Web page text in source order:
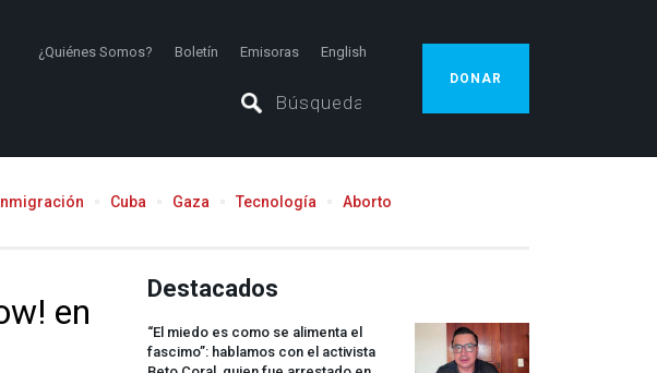
¿Quiénes Somos? Boletín Emisoras English
DONAR
Inmigración Cuba Gaza Tecnología Aborto
Destacados
“El miedo es como se alimenta el
fascimo”: hablamos con el activista